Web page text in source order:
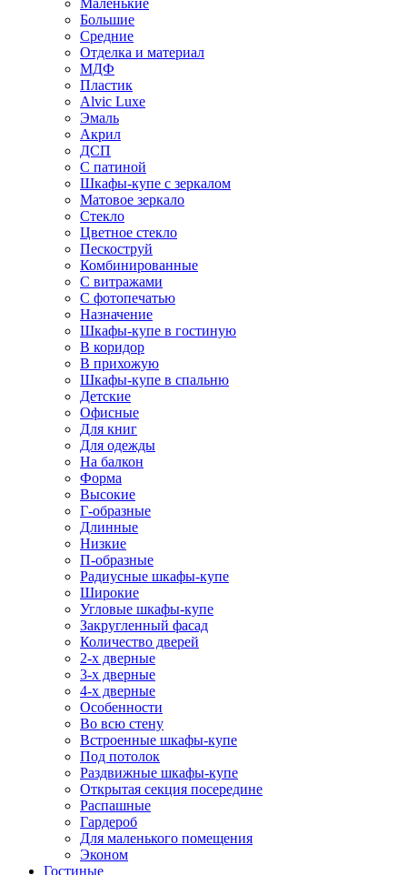
Маленькие
Большие
Средние
Отделка и материал
МДФ
Пластик
Alvic Luxe
Эмаль
Акрил
ДСП
С патиной
Шкафы-купе с зеркалом
Матовое зеркало
Стекло
Цветное стекло
Пескоструй
Комбинированные
С витражами
С фотопечатью
Назначение
Шкафы-купе в гостиную
В коридор
В прихожую
Шкафы-купе в спальню
Детские
Офисные
Для книг
Для одежды
На балкон
Форма
Высокие
Г-образные
Длинные
Низкие
П-образные
Радиусные шкафы-купе
Широкие
Угловые шкафы-купе
Закругленный фасад
Количество дверей
2-х дверные
3-х дверные
4-х дверные
Особенности
Во всю стену
Встроенные шкафы-купе
Под потолок
Раздвижные шкафы-купе
Открытая секция посередине
Распашные
Гардероб
Для маленького помещения
Эконом
Гостиные